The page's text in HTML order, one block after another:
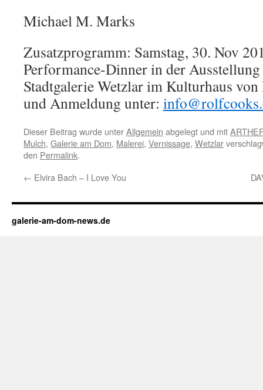
Michael M. Marks
Zusatzprogramm: Samstag, 30. Nov
Performance-Dinner in der
Stadtgalerie Wetzlar im Kulturhaus
und Anmeldung unter:
Dieser Beitrag wurde unterAllgemein abgelegt und mit
Mulch, Galerie am Dom, Malerei, Vernissage, Wetzlar
den Permalink.
← Elvira Bach – I Love You
galerie-am-dom-news.de